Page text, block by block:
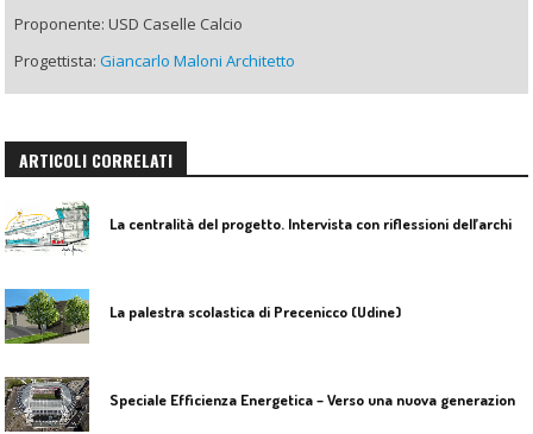
Proponente: USD Caselle Calcio
Progettista:Giancarlo Maloni Architetto
ARTICOLI CORRELATI
La palestra scolastica di Precenicco (Udine)